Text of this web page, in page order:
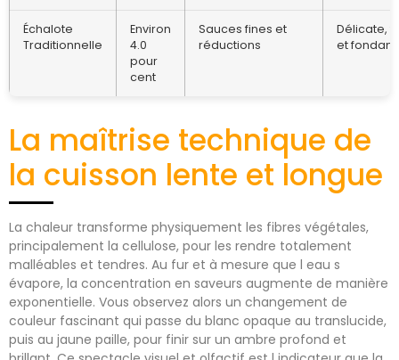
Échalote
Traditionnelle
Environ
4.0
pour
cent
Sauces fines et
réductions
Délicate,
et
La maîtrise technique de
la cuisson lente et longue
La chaleur transforme physiquement les fibres végétales,
principalement la cellulose, pour les rendre totalement
malléables et tendres. Au fur et à mesure que l eau s
évapore, la concentration en saveurs augmente de manière
exponentielle. Vous observez alors un changement de
couleur fascinant qui passe du blanc opaque au translucide,
puis au jaune paille, pour finir sur un ambre profond et